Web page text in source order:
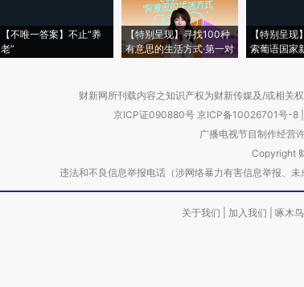
【不唯一答案】不止“养
老”
【特别呈现】寻找100种
有意思的生活方式·第一对
【特别呈
索葡语国家
财新网所刊载内容之知识产权为财新传媒及/或相关
京ICP证090880号 京ICP备10026701号-8
广播电视节目制作经营
Copyright
违法和不良信息举报电话（涉网络暴力有害信息举报
关于我们 加入我们 啄木